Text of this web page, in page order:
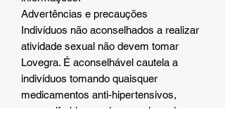
Advertências e precauções
Indivíduos não aconselhados a realizar
atividade sexual não devem tomar
Lovegra. É aconselhável cautela a
indivíduos tomando quaisquer
medicamentos anti-hipertensivos,
como alfa-bloqueadores, pois podem